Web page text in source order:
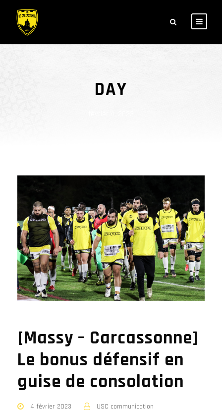
DAY
[Massy – Carcassonne]
Le bonus défensif en
guise de consolation
4 février 2023
USC communication